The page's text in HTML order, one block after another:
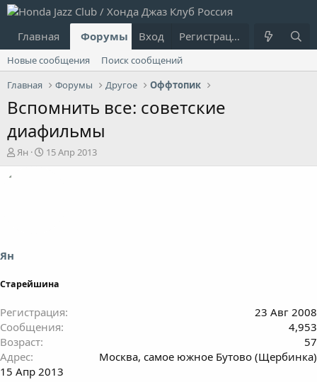
Главная Форумы Что нового?
Вход Регистрация
Новые сообщения
Поиск сообщений
Главная
Форумы Другое Оффтопик
Вспомнить все: советские
диафильмы
А
в
Ян
Д
а
15 Апр 2013
Ян
Старейшина
Регистрация
23 Авг 2008
Сообщения
4,953
Возраст
57
Адрес
Москва, самое южное Бутово (Щербинка)
15 Апр 2013